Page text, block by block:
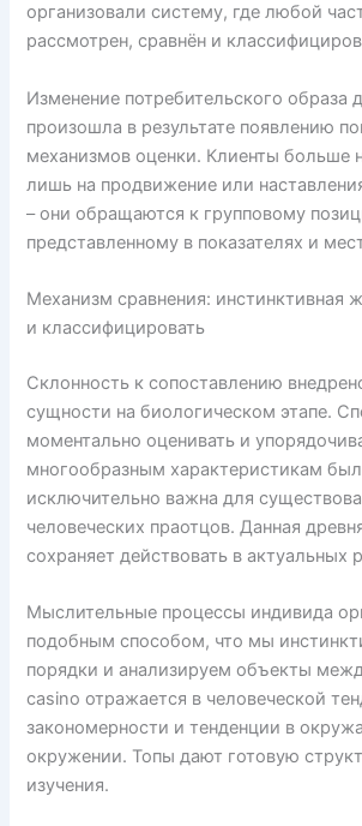
организовали систему, где любой
рассмотрен, сравнён и
Изменение потребительского образа
произошла в результате появлению
механизмов оценки. Клиенты больше
лишь на продвижение или
– они обращаются к групповому
представленному в показателях и
Механизм сравнения: инстинктивная
и классифицировать
Склонность к сопоставлению
сущности на биологическом этапе.
моментально оценивать и
многообразным характеристикам
исключительно важна для
человеческих праотцов. Данная
сохраняет действовать в актуальных
Мыслительные процессы индивида
подобным способом, что мы
порядки и анализируем объекты
casino отражается в человеческой
закономерности и тенденции в
окружении. Топы дают готовую
изучения.